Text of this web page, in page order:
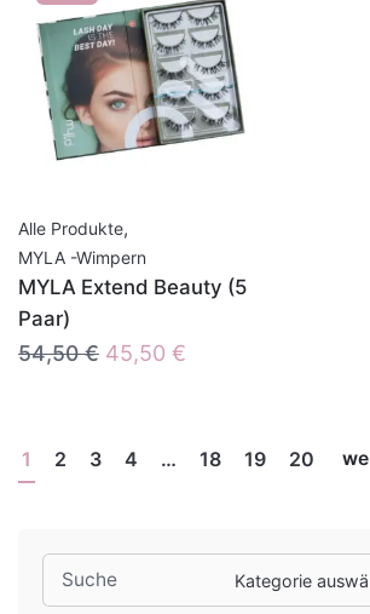
Search
for
Kategorie
Alle Produkte,
MYLA -Wimpern
MYLA Extend Beauty (5
Paar)
54,50€ Ursprünglicher
54,50 €
45,50 €
45,50 €.
1 2 3 4 … 18 19 20